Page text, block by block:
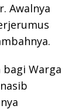
Awalnya
bagi Warga